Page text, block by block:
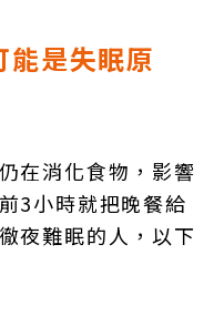
是失眠原
在消化食物，影響
3小時就把晚餐給
夜難眠的人，以下